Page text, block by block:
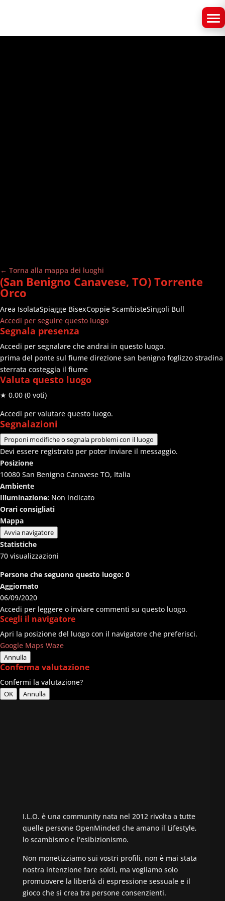
← Torna alla mappa dei luoghi
(San Benigno Canavese, TO) Torrente
Orco
Area IsolataSpiagge BisexCoppie ScambisteSingoli Bull
Accedi per seguire questo luogo
Segnala presenza
Accedi per segnalare che andrai in questo luogo.
prima del ponte sul fiume direzione san benigno foglizzo stradina
sterrata costeggia il fiume
Valuta questo luogo
★ 0,00 (0 voti)
Accedi per valutare questo luogo.
Segnalazioni
Proponi modifiche o segnala problemi con il luogo
Devi essere registrato per poter inviare il messaggio.
Posizione
10080 San Benigno Canavese TO, Italia
Ambiente
Illuminazione: Non indicato
Orari consigliati
Mappa
Avvia navigatore
Statistiche
70 visualizzazioni
Persone che seguono questo luogo: 0
Aggiornato
06/09/2020
Accedi per leggere o inviare commenti su questo luogo.
Scegli il navigatore
Apri la posizione del luogo con il navigatore che preferisci.
Google Maps Waze
Annulla
Conferma valutazione
Confermi la valutazione?
OK Annulla
I.L.O. è una community nata nel 2012 rivolta a tutte
quelle persone OpenMinded che amano il Lifestyle,
lo scambismo e l'esibizionismo.
Non monetizziamo sui vostri profili, non è mai stata
nostra intenzione fare soldi, ma vogliamo solo
promuovere la libertà di espressione sessuale e il
gioco che si crea tra persone consenzienti.